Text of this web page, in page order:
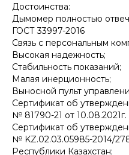
Достоинства:
Дымомер полностью
ГОСТ 33997-2016
Связь с персональным
Высокая надежность;
Стабильность показаний;
Малая инерционность;
Выносной пульт
Сертификат об
№ 81790-21 от
Сертификат об
№ KZ.02.03.05985-2014/
Республики Казахстан;